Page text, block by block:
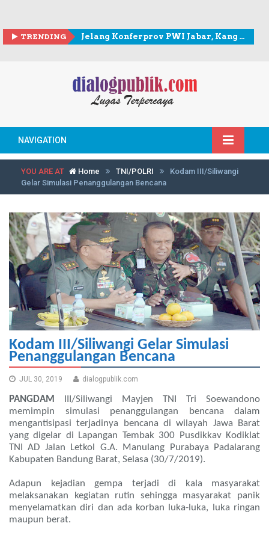
TRENDING Jelang Konferprov PWI Jabar, Kang Andy berkunjung ke Sekretariat PWI Kota Bogor
NAVIGATION
YOU ARE AT Home TNI/POLRI
Kodam III/Siliwangi
Gelar Simulasi Penanggulangan Bencana
Kodam III/Siliwangi Gelar Simulasi
Penanggulangan Bencana
JUL 30, 2019 dialogpublik.com
PANGDAM
III/Siliwangi Mayjen TNI Tri Soewandono
memimpin simulasi penanggulangan bencana dalam
mengantisipasi terjadinya bencana di wilayah Jawa Barat
yang digelar di Lapangan Tembak 300 Pusdikkav Kodiklat
TNI AD Jalan Letkol G.A. Manulang Purabaya Padalarang
Kabupaten Bandung Barat, Selasa (30/7/2019).
Adapun kejadian gempa terjadi di kala masyarakat
melaksanakan kegiatan rutin sehingga masyarakat panik
menyelamatkan diri dan ada korban luka-luka, luka ringan
maupun berat.